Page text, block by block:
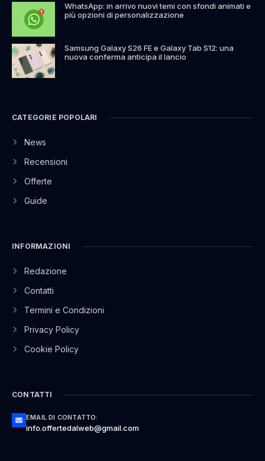
WhatsApp: in arrivo nuovi temi con sfondi animati e
più opzioni di personalizzazione
Samsung Galaxy S26 FE e Galaxy Tab S12: una
nuova conferma anticipa il lancio
CATEGORIE POPOLARI
News
Recensioni
Offerte
Guide
INFORMAZIONI
Redazione
Contatti
Termini e Condizioni
Privacy Policy
Cookie Policy
CONTATTI
EMAIL DI CONTATTO:
info.offertedalweb@gmail.com